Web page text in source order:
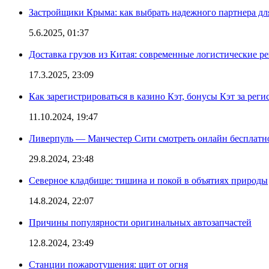
Застройщики Крыма: как выбрать надежного партнера
5.6.2025, 01:37
Доставка грузов из Китая: современные логистические
17.3.2025, 23:09
Как зарегистрироваться в казино Кэт, бонусы Кэт за
11.10.2024, 19:47
Ливерпуль — Манчестер Сити смотреть онлайн
29.8.2024, 23:48
Северное кладбище: тишина и покой в объятиях природы
14.8.2024, 22:07
Причины популярности оригинальных автозапчастей
12.8.2024, 23:49
Станции пожаротушения: щит от огня